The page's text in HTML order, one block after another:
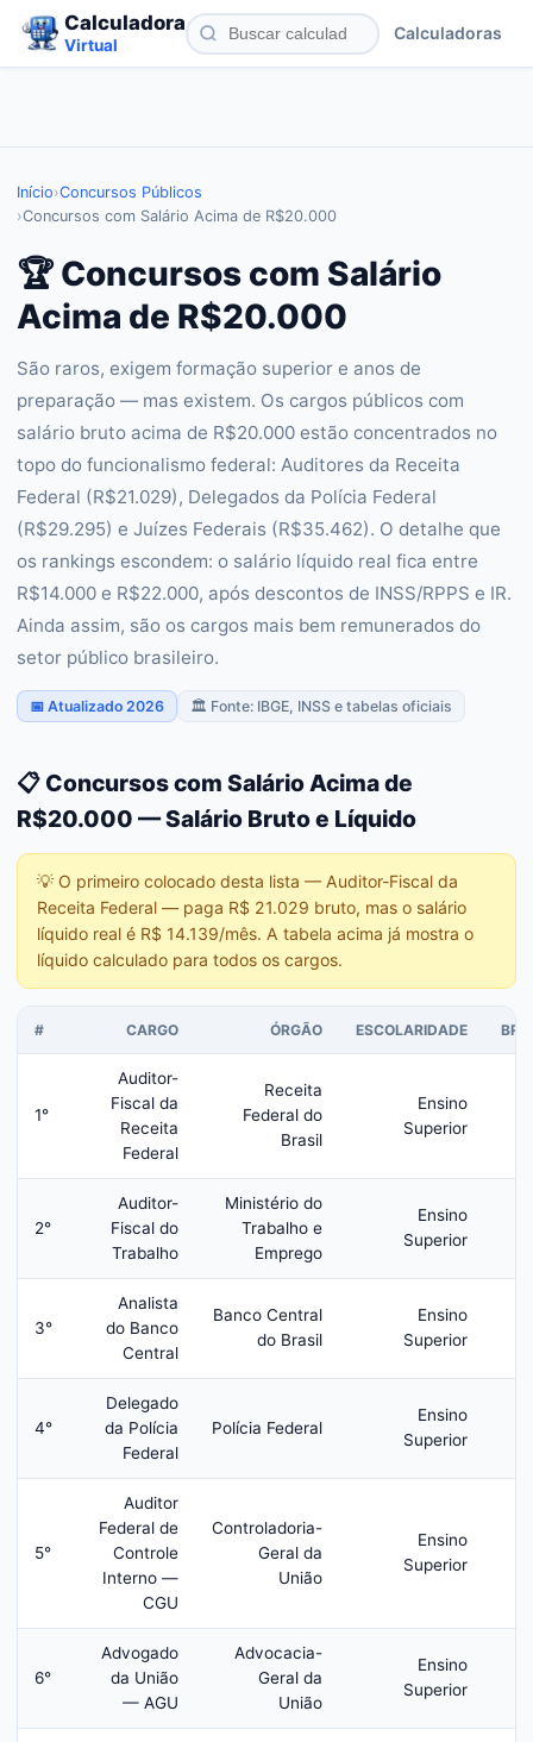
Calculadora
Virtual
Calculadoras
Início›Concursos Públicos
›Concursos com Salário Acima de R$20.000
🏆 Concursos com Salário
Acima de R$20.000
São raros, exigem formação superior e anos de
preparação — mas existem. Os cargos públicos com
salário bruto acima de R$20.000 estão concentrados no
topo do funcionalismo federal: Auditores da Receita
Federal (R$21.029), Delegados da Polícia Federal
(R$29.295) e Juízes Federais (R$35.462). O detalhe que
os rankings escondem: o salário líquido real fica entre
R$14.000 e R$22.000, após descontos de INSS/RPPS e IR.
Ainda assim, são os cargos mais bem remunerados do
setor público brasileiro.
📅 Atualizado 2026 🏛️ Fonte: IBGE, INSS e tabelas oficiais
📋 Concursos com Salário Acima de
R$20.000 — Salário Bruto e Líquido
💡 O primeiro colocado desta lista — Auditor-Fiscal da
Receita Federal — paga R$ 21.029 bruto, mas o salário
líquido real é R$ 14.139/mês. A tabela acima já mostra o
líquido calculado para todos os cargos.
# CARGO ÓRGÃO ESCOLARIDADE
1°
Auditor-
Fiscal da
Receita
Federal
Receita
Federal do
Brasil
Ensino
Superior
2°
Auditor-
Fiscal do
Trabalho
Ministério do
Trabalho e
Emprego
Ensino
Superior
3°
Analista
do Banco
Central
Banco Central
do Brasil
Ensino
Superior
4°
Delegado
da Polícia
Federal
Polícia Federal
Ensino
Superior
5°
Auditor
Federal de
Controle
Interno —
CGU
Controladoria-
Geral da
União
Ensino
Superior
6°
Advogado
da União
— AGU
Advocacia-
Geral da
União
Ensino
Superior